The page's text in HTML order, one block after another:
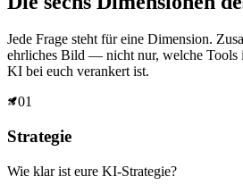
Jede Frage steht für eine Dimension.
ehrliches Bild — nicht nur, welche Tools
KI bei euch verankert ist.
01
Strategie
Wie klar ist eure KI-Strategie?